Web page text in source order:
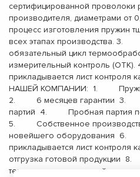
сертифицированной проволоки
производителя, диаметрами
процесс изготовления пружин
всех этапах производства.
обязательный цикл
измерительный контроль
прикладывается лист
НАШЕЙ КОМПАНИИ: 1.
2. 6 месяцев гарантии 3.
партий 4. Пробная партия
5. Собственное
новейшего оборудования 6.
прикладывается лист
отгрузка готовой продукции
терминала транспортной